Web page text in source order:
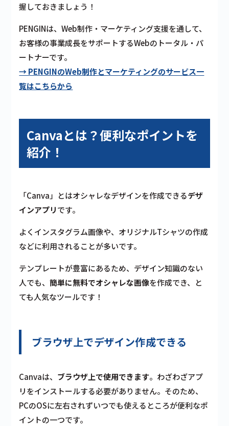
握しておきましょう！
PENGINは、Web制作・マーケティング支援を通して、
お客様の事業成長をサポートするWebのトータル・パ
ートナーです。
→ PENGINのWeb制作とマーケティングのサービス一
覧はこちらから
Canvaとは？便利なポイントを
紹介！
「Canva」とはオシャレなデザインを作成できるデザ
インアプリです。
よくインスタグラム画像や、オリジナルTシャツの作成
などに利用されることが多いです。
テンプレートが豊富にあるため、 デザイン知識のない
人でも、簡単に無料でオシャレな画像を作成でき、と
ても人気なツールです！
ブラウザ上でデザイン作成できる
Canvaは、 ブラウザ上で使用できます。わざわざアプ
リをインストールする必要がありません。そのため、
PCのOSに左右されずいつでも使えるところが便利なポ
イントの一つです。